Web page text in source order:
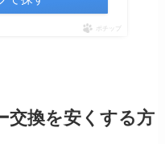
ポチップ
交換を安くする方